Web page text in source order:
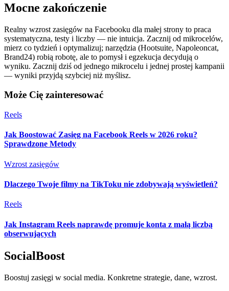
Mocne zakończenie
Realny wzrost zasięgów na Facebooku dla małej strony to praca
systematyczna, testy i liczby — nie intuicja. Zacznij od mikrocelów,
mierz co tydzień i optymalizuj; narzędzia (Hootsuite, Napoleoncat,
Brand24) robią robotę, ale to pomysł i egzekucja decydują o
wyniku. Zacznij dziś od jednego mikrocelu i jednej prostej kampanii
— wyniki przyjdą szybciej niż myślisz.
Może Cię zainteresować
Reels
Jak Boostować Zasięg na Facebook Reels w 2026 roku?
Sprawdzone Metody
Wzrost zasięgów
Dlaczego Twoje filmy na TikToku nie zdobywają wyświetleń?
Reels
Jak Instagram Reels naprawdę promuje konta z małą liczbą
obserwujących
SocialBoost
Boostuj zasięgi w social media. Konkretne strategie, dane, wzrost.